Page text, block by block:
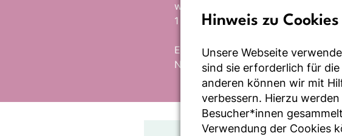
werden. Wer zum Beispiel Fisch,
1 Portion rotes Fleisch (ca. 120 g)
Eine abwechslungsreiche Auswahl
Nährstoffversorgung bei geringem
Hinweis zu Cookies
Unsere Webseite
sind sie erforderlich für
anderen können wir mit
verbessern. Hierzu
Besucher*innen
Verwendung der Cookies